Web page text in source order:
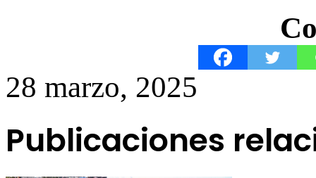
28 marzo, 2025
Publicaciones